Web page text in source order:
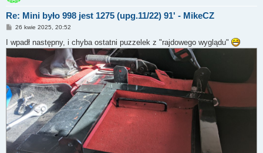
Re: Mini było 998 jest 1275 (upg.11/22) 91' - MikeCZ
P
s
t
26 kwie 2025, 20:52
I wpadł następny, i chyba ostatni puzzelek z "rajdowego wyglądu"